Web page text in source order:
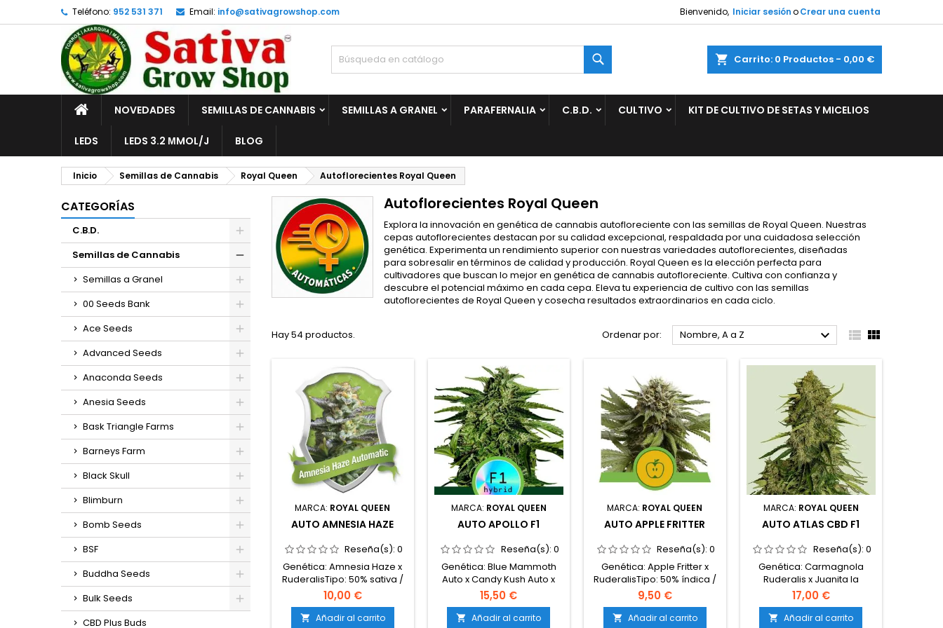
Teléfono: 952 531 371 Email: info@sativagrowshop.com Bienvenido, Iniciar sesiónoCrear una cuenta
Carrito 0 Productos - 0,00 €
INICIONOVEDADES SEMILLAS DE CANNABIS SEMILLAS A GRANEL PARAFERNALIA C.B.D. CULTIVO KIT DE CULTIVO DE SETAS Y MICELIOS
LEDS LEDS 3.2 ΜMOL/J BLOG
Inicio Semillas de Cannabis Royal Queen Autoflorecientes Royal Queen
CATEGORÍAS
C.B.D.
Semillas de Cannabis
Semillas a Granel
00 Seeds Bank
Ace Seeds
Advanced Seeds
Anaconda Seeds
Anesia Seeds
Bask Triangle Farms
Barneys Farm
Black Skull
Blimburn
Bomb Seeds
BSF
Buddha Seeds
Bulk Seeds
CBD Plus Buds
Autoflorecientes Royal Queen
Explora la innovación en genética de cannabis autofloreciente con las semillas de Royal Queen. Nuestras
cepas autoflorecientes destacan por su calidad excepcional, respaldada por una cuidadosa selección
genética. Experimenta un rendimiento superior con nuestras variedades autoflorecientes, diseñadas
para sobresalir en términos de calidad y producción. Royal Queen es la elección perfecta para
cultivadores que buscan lo mejor en genética de cannabis autofloreciente. Cultiva con confianza y
descubre el potencial máximo en cada cepa. Eleva tu experiencia de cultivo con las semillas
autoflorecientes de Royal Queen y cosecha resultados extraordinarios en cada ciclo.
Hay 54 productos. Ordenar por: Nombre, A a Z   
MARCA: ROYAL QUEEN
AUTO AMNESIA HAZE
Reseña(s):0
Genética: Amnesia Haze x
RuderalisTipo: 50% sativa /
20% índica / 30%
ruderalisContenido de
THC: 18-20%Tiempo de
10,00 €
 Añadir al carrito
MARCA: ROYAL QUEEN
AUTO APOLLO F1
Reseña(s): 0
Genética: Blue Mammoth
Auto x Candy Kush Auto x
Pure Afghan AutoTipo: 55%
índica / 25% sativa / 20%
ruderalisContenido de
15,50 €
 Añadir al carrito
MARCA: ROYAL QUEEN
AUTO APPLE FRITTER
Reseña(s):0
Genética: Apple Fritter x
RuderalisTipo: 50% índica /
50% sativaContenido de
THC: Hasta 23%Tiempo de
cultivo: 10-11 semanas
9,50 €
 Añadir al carrito
MARCA: ROYAL QUEEN
AUTO ATLAS CBD F1
Reseña(s): 0
Genética: Carmagnola
Ruderalis x Juanita la
Lagrimosa x Pure CBD
AutoTipo: 40% índica / 30%
sativa / 30%
17,00 €
 Añadir al carrito
Añadir a la lista de deseos
Crear nueva lista
((modalTitle))
((confirmMessage))
Crear lista de deseos
Cancelar Crear lista de deseos
Iniciar sesión
Debe iniciar sesión para guardar productos en su lista de deseos.